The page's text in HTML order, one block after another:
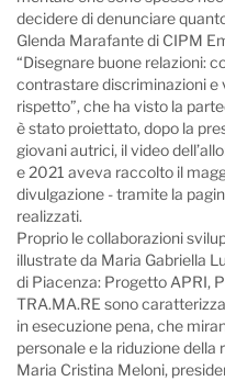
decidere di denunciare
Glenda Marafante di CIPM
“Disegnare buone relazioni:
contrastare discriminazioni e
rispetto”, che ha visto la
è stato proiettato, dopo la
giovani autrici, il video
e 2021 aveva raccolto il
divulgazione - tramite la
realizzati.
Proprio le collaborazioni
illustrate da Maria Gabriella
di Piacenza: Progetto APRI,
TRA.MA.RE sono
in esecuzione pena, che
personale e la riduzione della
Maria Cristina Meloni,